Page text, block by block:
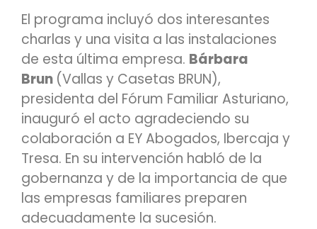
El programa incluyó dos interesantes
charlas y una visita a las instalaciones
de esta última empresa. Bárbara
Brun (Vallas y Casetas BRUN),
presidenta del Fórum Familiar Asturiano,
inauguró el acto agradeciendo su
colaboración a EY Abogados, Ibercaja y
Tresa. En su intervención habló de la
gobernanza y de la importancia de que
las empresas familiares preparen
adecuadamente la sucesión.